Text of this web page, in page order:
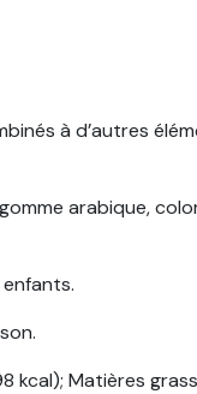
à d’autres
arabique,
kcal); Matières